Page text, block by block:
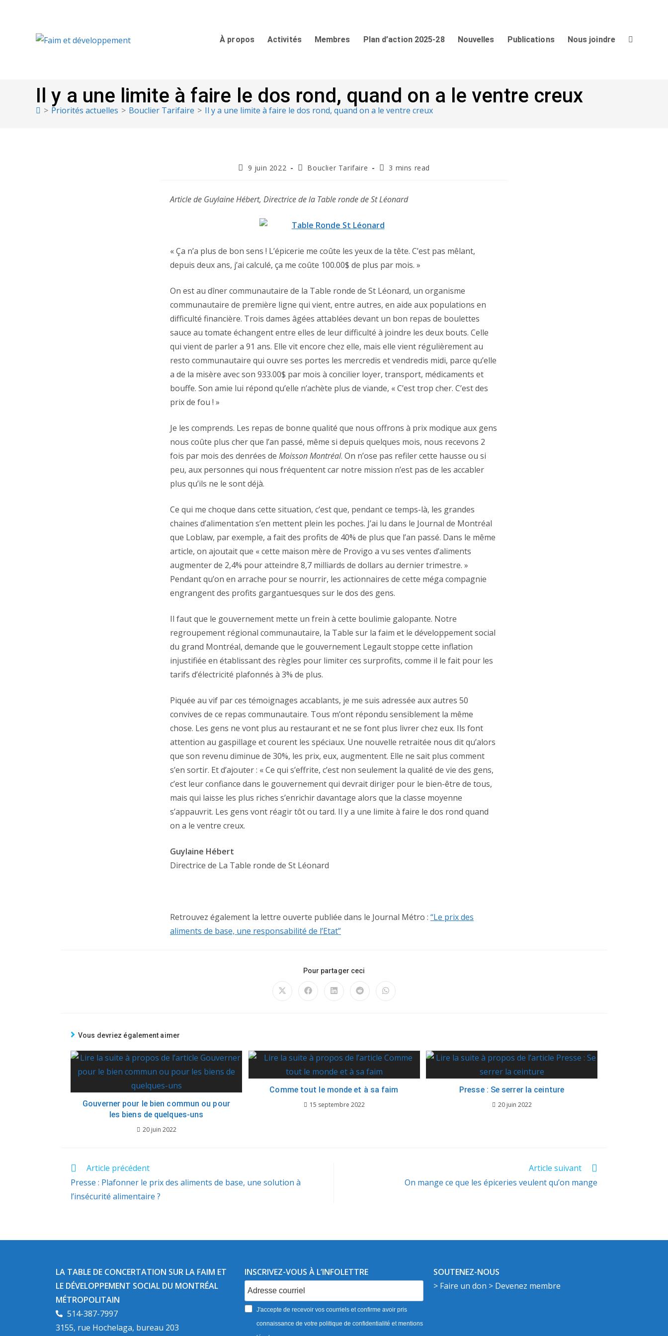
À propos Activités Membres Plan d’action 2025-28 Nouvelles Publications Nous joindre
Il y a une limite à faire le dos rond, quand on a le ventre creux
> Priorités actuelles > Bouclier Tarifaire > Il y a une limite à faire le dos rond, quand on a le ventre creux
9 juin 2022 Bouclier Tarifaire 3 mins read
Article de Guylaine Hébert, Directrice de la Table ronde de St Léonard
« Ça n’a plus de bon sens ! L’épicerie me coûte les yeux de la tête. C’est pas mêlant,
depuis deux ans, j’ai calculé, ça me coûte 100.00$ de plus par mois. »
On est au dîner communautaire de la Table ronde de St Léonard, un organisme
communautaire de première ligne qui vient, entre autres, en aide aux populations en
difficulté financière. Trois dames âgées attablées devant un bon repas de boulettes
sauce au tomate échangent entre elles de leur difficulté à joindre les deux bouts. Celle
qui vient de parler a 91 ans. Elle vit encore chez elle, mais elle vient régulièrement au
resto communautaire qui ouvre ses portes les mercredis et vendredis midi, parce qu’elle
a de la misère avec son 933.00$ par mois à concilier loyer, transport, médicaments et
bouffe. Son amie lui répond qu’elle n’achète plus de viande, « C’est trop cher. C’est des
prix de fou ! »
Je les comprends. Les repas de bonne qualité que nous offrons à prix modique aux gens
nous coûte plus cher que l’an passé, même si depuis quelques mois, nous recevons 2
fois par mois des denrées de Moisson Montréal. On n’ose pas refiler cette hausse ou si
peu, aux personnes qui nous fréquentent car notre mission n’est pas de les accabler
plus qu’ils ne le sont déjà.
Ce qui me choque dans cette situation, c’est que, pendant ce temps-là, les grandes
chaines d’alimentation s’en mettent plein les poches. J’ai lu dans le Journal de Montréal
que Loblaw, par exemple, a fait des profits de 40% de plus que l’an passé. Dans le même
article, on ajoutait que « cette maison mère de Provigo a vu ses ventes d’aliments
augmenter de 2,4% pour atteindre 8,7 milliards de dollars au dernier trimestre. »
Pendant qu’on en arrache pour se nourrir, les actionnaires de cette méga compagnie
engrangent des profits gargantuesques sur le dos des gens.
Il faut que le gouvernement mette un frein à cette boulimie galopante. Notre
regroupement régional communautaire, la Table sur la faim et le développement social
du grand Montréal, demande que le gouvernement Legault stoppe cette inflation
injustifiée en établissant des règles pour limiter ces surprofits, comme il le fait pour les
tarifs d’électricité plafonnés à 3% de plus.
Piquée au vif par ces témoignages accablants, je me suis adressée aux autres 50
convives de ce repas communautaire. Tous m’ont répondu sensiblement la même
chose. Les gens ne vont plus au restaurant et ne se font plus livrer chez eux. Ils font
attention au gaspillage et courent les spéciaux. Une nouvelle retraitée nous dit qu’alors
que son revenu diminue de 30%, les prix, eux, augmentent. Elle ne sait plus comment
s’en sortir. Et d’ajouter : « Ce qui s’effrite, c’est non seulement la qualité de vie des gens,
c’est leur confiance dans le gouvernement qui devrait diriger pour le bien-être de tous,
mais qui laisse les plus riches s’enrichir davantage alors que la classe moyenne
s’appauvrit. Les gens vont réagir tôt ou tard. Il y a une limite à faire le dos rond quand
on a le ventre creux.
Guylaine Hébert
Directrice de La Table ronde de St Léonard
Retrouvez également la lettre ouverte publiée dans le Journal Métro : “Le prix des
aliments de base, une responsabilité de l’Etat”
Pour partager ceci
Vous devriez également aimer
Gouverner pour le bien commun ou pour
les biens de quelques-uns
20 juin 2022
Comme tout le monde et à sa faim
15 septembre 2022
Presse : Se serrer la ceinture
20 juin 2022
Article précédent
Presse : Plafonner le prix des aliments de base, une solution à
l’insécurité alimentaire ?
Article suivant
On mange ce que les épiceries veulent qu’on mange
LA TABLE DE CONCERTATION SUR LA FAIM ET
LE DÉVELOPPEMENT SOCIAL DU MONTRÉAL
MÉTROPOLITAIN​
514-387-7997
3155, rue Hochelaga, bureau 203
INSCRIVEZ-VOUS À L’INFOLETTRE
J'accepte de recevoir vos courriels et confirme avoir pris
connaissance de votre politique de confidentialité et mentions
SOUTENEZ-NOUS
> Faire un don > Devenez membre